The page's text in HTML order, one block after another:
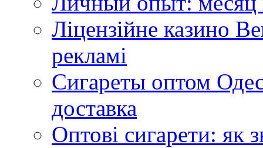
Ліцензійне казино
рекламі
Сигареты оптом
доставка
Оптові сигарети: як